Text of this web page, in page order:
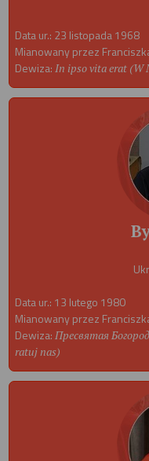
Data ur.: 23 listopada 1968
Mianowany przez
Dewiza: In ipso vita erat (W
Data ur.: 13 lutego 1980
Mianowany przez
Dewiza: Пресвятая
ratuj nas)